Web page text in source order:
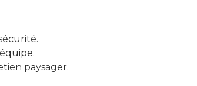
paysager.